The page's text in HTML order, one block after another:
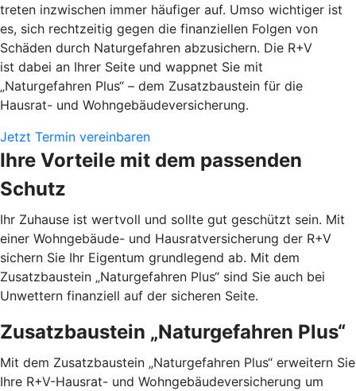
treten inzwischen immer häufiger auf. Umso wichtiger ist
es, sich rechtzeitig gegen die finanziellen Folgen von
Schäden durch Naturgefahren abzusichern. Die R+V
ist dabei an Ihrer Seite und wappnet Sie mit
„Naturgefahren Plus“ – dem Zusatzbaustein für die
Hausrat- und Wohngebäudeversicherung.
Jetzt Termin vereinbaren
Ihre Vorteile mit dem passenden
Schutz
Ihr Zuhause ist wertvoll und sollte gut geschützt sein. Mit
einer Wohngebäude- und Hausratversicherung der R+V
sichern Sie Ihr Eigentum grundlegend ab. Mit dem
Zusatzbaustein „Naturgefahren Plus“ sind Sie auch bei
Unwettern finanziell auf der sicheren Seite.
Zusatzbaustein „Naturgefahren Plus“
Mit dem Zusatzbaustein „Naturgefahren Plus“ erweitern Sie
Ihre R+V-Hausrat- und Wohngebäudeversicherung um